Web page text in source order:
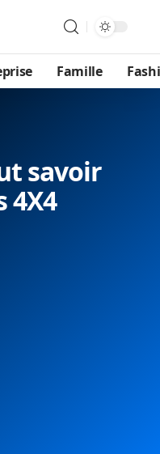
Famille
savoir
4X4